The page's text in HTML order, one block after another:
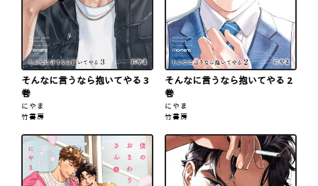
そんなに言うなら抱いてやる 3
巻
にやま
竹書房
そんなに言うなら抱いてやる 2
巻
にやま
竹書房